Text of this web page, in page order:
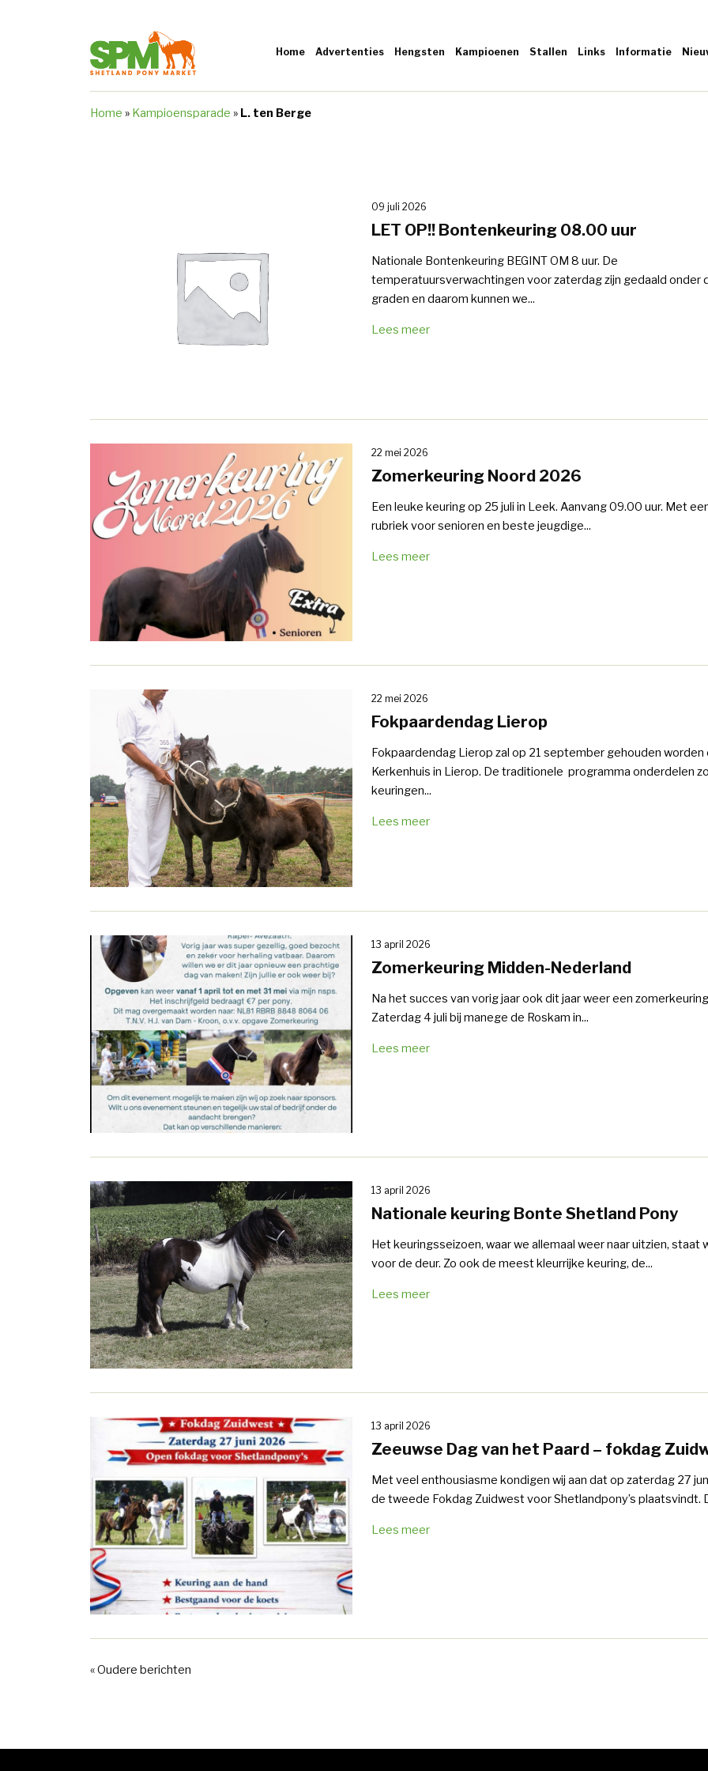
Home Advertenties Hengsten Kampioenen Stallen Links Informatie
Home » Kampioensparade » L. ten Berge
09 juli 2026
LET OP!! Bontenkeuring 08.00 uur
Nationale Bontenkeuring BEGINT OM 8 uur. De
temperatuursverwachtingen voor zaterdag zijn gedaald onder
graden en daarom kunnen we...
Lees meer
22 mei 2026
Zomerkeuring Noord 2026
Een leuke keuring op 25 juli in Leek. Aanvang 09.00 uur. Met
rubriek voor senioren en beste jeugdige...
Lees meer
22 mei 2026
Fokpaardendag Lierop
Fokpaardendag Lierop zal op 21 september gehouden worden
Kerkenhuis in Lierop. De traditionele programma onderdelen
keuringen...
Lees meer
13 april 2026
Zomerkeuring Midden-Nederland
Na het succes van vorig jaar ook dit jaar weer een
Zaterdag 4 juli bij manege de Roskam in...
Lees meer
13 april 2026
Nationale keuring Bonte Shetland Pony
Het keuringsseizoen, waar we allemaal weer naar uitzien, staat
voor de deur. Zo ook de meest kleurrijke keuring, de...
Lees meer
13 april 2026
Zeeuwse Dag van het Paard – fokdag
Met veel enthousiasme kondigen wij aan dat op zaterdag 27
de tweede Fokdag Zuidwest voor Shetlandpony’s plaatsvindt.
Lees meer
« Oudere berichten